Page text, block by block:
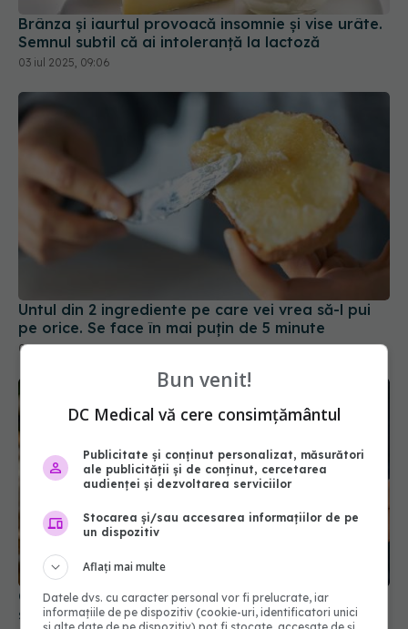
Brânza și iaurtul provoacă insomnie și vise urâte.
Semnul subtil că ai intoleranță la lactoză
03 iul 2025, 09:06
Untul din 2 ingrediente pe care vei vrea să-l pui
pe orice. Se face în mai puțin de 5 minute
06 mar 2026, 18:34
Castane coapte sau fierte: care sunt mai
sănătoase
Bun venit!
DC Medical vă cere consimțământul
Publicitate și conținut personalizat, măsurători
ale publicității și de conținut, cercetarea
audienței și dezvoltarea serviciilor
Stocarea și/sau accesarea informațiilor de pe
un dispozitiv
Aflați mai multe
Datele dvs. cu caracter personal vor fi prelucrate, iar
informațiile de pe dispozitiv (cookie-uri, identificatori unici